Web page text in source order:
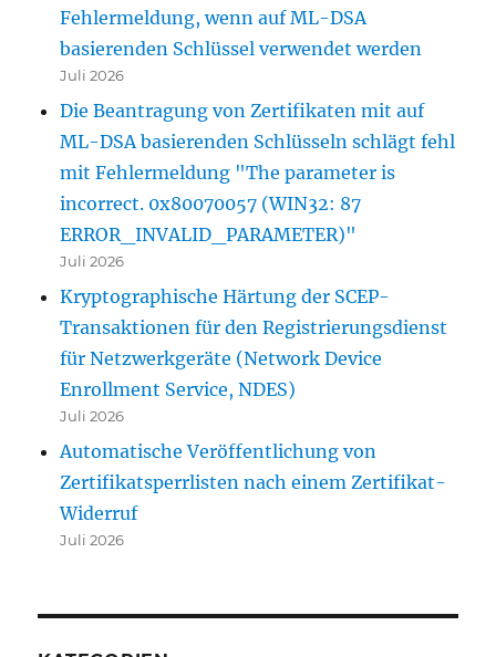
Fehlermeldung, wenn auf ML-DSA
basierenden Schlüssel verwendet werden
Juli 2026
Die Beantragung von Zertifikaten mit auf
ML-DSA basierenden Schlüsseln schlägt fehl
mit Fehlermeldung "The parameter is
incorrect. 0x80070057 (WIN32: 87
ERROR_INVALID_PARAMETER)"
Juli 2026
Kryptographische Härtung der SCEP-
Transaktionen für den Registrierungsdienst
für Netzwerkgeräte (Network Device
Enrollment Service, NDES)
Juli 2026
Automatische Veröffentlichung von
Zertifikatsperrlisten nach einem Zertifikat-
Widerruf
Juli 2026